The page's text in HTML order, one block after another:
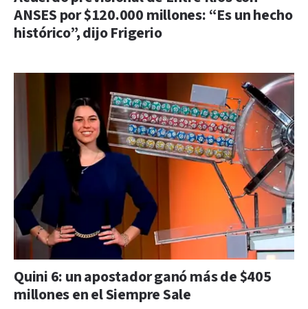
ANSES por $120.000 millones: “Es un hecho
histórico”, dijo Frigerio
Quini 6: un apostador ganó más de $405
millones en el Siempre Sale